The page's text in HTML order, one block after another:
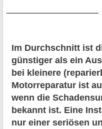
Im Durchschnitt ist
günstiger als ein
bei kleinere
Motorreparatur ist
wenn die
bekannt ist. Eine
nur einer seriösen